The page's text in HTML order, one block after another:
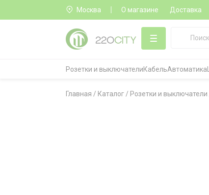
Москва О магазине Доставка
Розетки и выключателиКабельАвтоматика
Главная / Каталог / Розетки и выключатели